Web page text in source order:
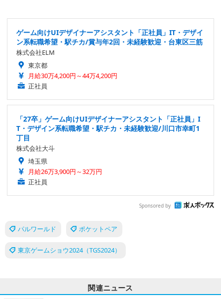
ゲーム向けUIデザイナーアシスタント「正社員」IT・デザイ
ン系転職希望・駅チカ/賞与年2回・未経験歓迎・台東区三筋
株式会社ELM
東京都
月給30万4,200円～44万4,200円
正社員
「27卒」ゲーム向けUIデザイナーアシスタント「正社員」I
T・デザイン系転職希望・駅チカ・未経験歓迎/川口市幸町1
丁目
株式会社大斗
埼玉県
月給26万3,900円～32万円
正社員
Sponsored by
パルワールド ポケットペア
東京ゲームショウ2024（TGS2024）
関連ニュース